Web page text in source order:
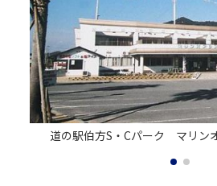
マイページ
会員優待のご利用方法
道の駅伯方S・Cパーク　マリン